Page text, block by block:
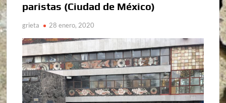
paristas (Ciudad de México)
grieta 28 enero, 2020